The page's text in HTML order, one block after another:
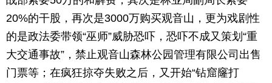
20%的干股，再次是3000万购买观音山，更为戏剧性
的是政法委带领“巫师”威胁恐吓，恐吓不成又策划“重
大交通事故”，禁止观音山森林公园管理有限公司出售
门票等；在疯狂掠夺失败之后，又开始“钻窟窿打